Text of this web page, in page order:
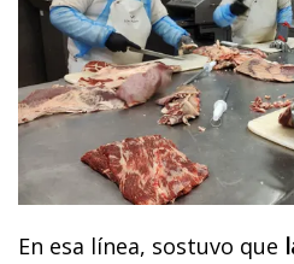
En esa línea, sostuvo que